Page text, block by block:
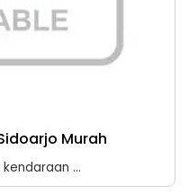
Murah
...